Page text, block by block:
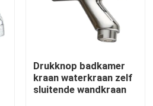
Drukknop badkamer
kraan waterkraan zelf
sluitende wandkraan